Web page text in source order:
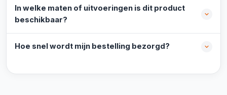
In welke maten of uitvoeringen is dit product
beschikbaar?
Hoe snel wordt mijn bestelling bezorgd?